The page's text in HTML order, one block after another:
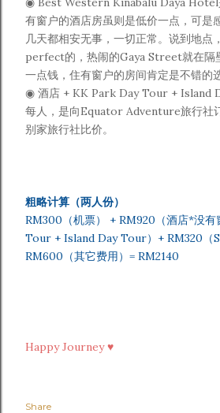
有窗户的酒店房虽则是低价一点，可是
几天都相安无事，一切正常。说到地点
perfect的，热闹的Gaya Street就在隔
一点钱，住有窗户的房间肯定是不错的
◉ 酒店 + KK Park Day Tour + Island
每人，是向Equator Adventure旅行社
别家旅行社比价。
粗略计算（两人份）
RM300 （机票） + RM920（酒店*没有
Tour + Island Day Tour）+ RM320（
RM600（其它费用）= RM2140
Happy Journey ♥
Share